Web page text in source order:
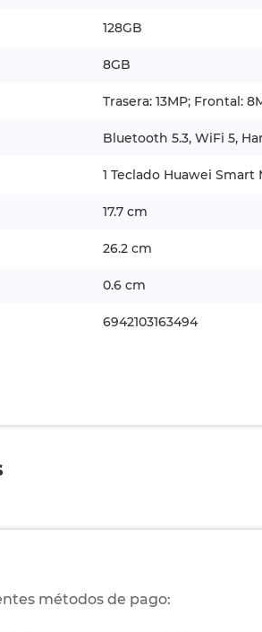
128GB
8GB
Trasera: 13MP; Frontal:
Bluetooth 5.3, WiFi 5,
1 Teclado Huawei
17.7 cm
26.2 cm
0.6 cm
6942103163494
métodos de pago: